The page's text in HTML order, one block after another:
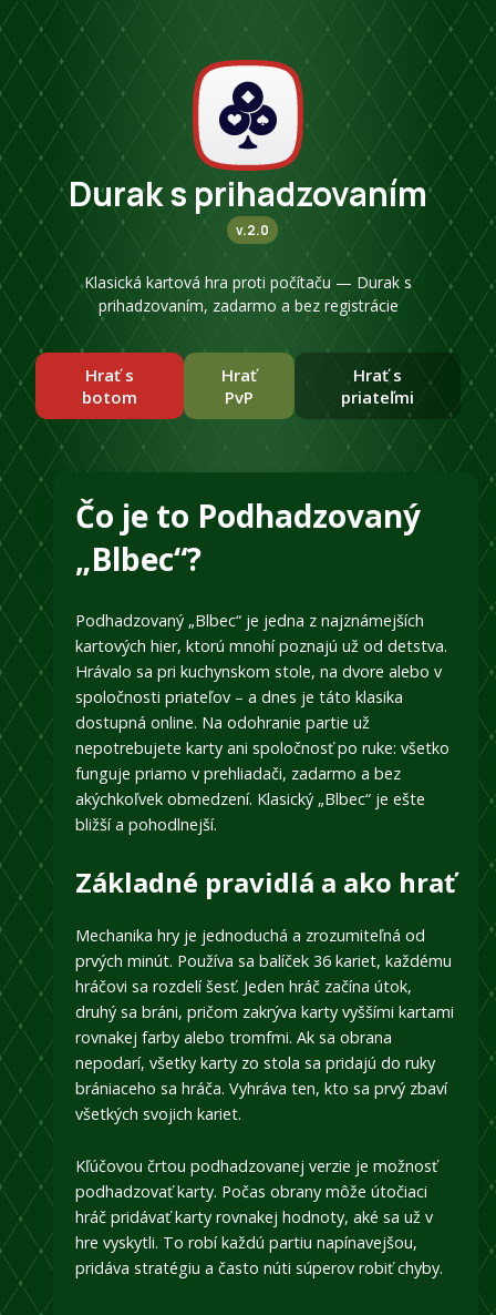
Durak s prihadzovaním
v.2.0
Klasická kartová hra proti počítaču — Durak s
prihadzovaním, zadarmo a bez registrácie
Hrať s
botom
Hrať
PvP
Hrať s
priateľmi
Čo je to Podhadzovaný
„Blbec“?
Podhadzovaný „Blbec“ je jedna z najznámejších
kartových hier, ktorú mnohí poznajú už od detstva.
Hrávalo sa pri kuchynskom stole, na dvore alebo v
spoločnosti priateľov – a dnes je táto klasika
dostupná online. Na odohranie partie už
nepotrebujete karty ani spoločnosť po ruke: všetko
funguje priamo v prehliadači, zadarmo a bez
akýchkoľvek obmedzení. Klasický „Blbec“ je ešte
bližší a pohodlnejší.
Základné pravidlá a ako hrať
Mechanika hry je jednoduchá a zrozumiteľná od
prvých minút. Používa sa balíček 36 kariet, každému
hráčovi sa rozdelí šesť. Jeden hráč začína útok,
druhý sa bráni, pričom zakrýva karty vyššími kartami
rovnakej farby alebo tromfmi. Ak sa obrana
nepodarí, všetky karty zo stola sa pridajú do ruky
brániaceho sa hráča. Vyhráva ten, kto sa prvý zbaví
všetkých svojich kariet.
Kľúčovou črtou podhadzovanej verzie je možnosť
podhadzovať karty. Počas obrany môže útočiaci
hráč pridávať karty rovnakej hodnoty, aké sa už v
hre vyskytli. To robí každú partiu napínavejšou,
pridáva stratégiu a často núti súperov robiť chyby.